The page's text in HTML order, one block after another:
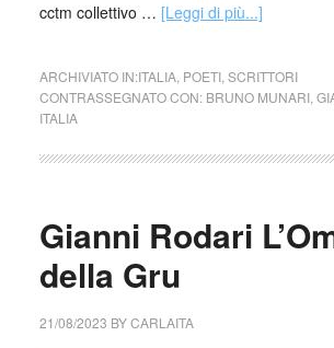
cctm collettivo … [Leggi di più...]
ARCHIVIATO IN:ITALIA, POETI, SCRITTORI
CONTRASSEGNATO CON: BRUNO MUNARI,
ITALIA
Gianni Rodari
della Gru
21/08/2023 BYCARLAITA